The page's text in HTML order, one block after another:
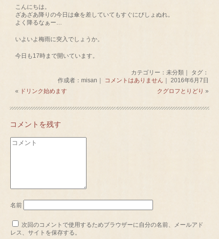
こんにちは。
ざあざあ降りの今日は傘を差していてもすぐにびしょぬれ。
よく降るなぁー…
いよいよ梅雨に突入でしょうか。
今日も17時まで開いています。
カテゴリー：未分類｜ タグ：
作成者：misan｜ コメントはありません ｜ 2016年6月7日
« ドリンク始めます クグロフとりどり »
コメントを残す
名前
次回のコメントで使用するためブラウザーに自分の名前、メールアド
レス、サイトを保存する。